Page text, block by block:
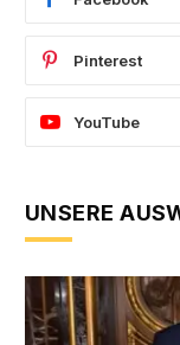
Pinterest
YouTube
UNSERE